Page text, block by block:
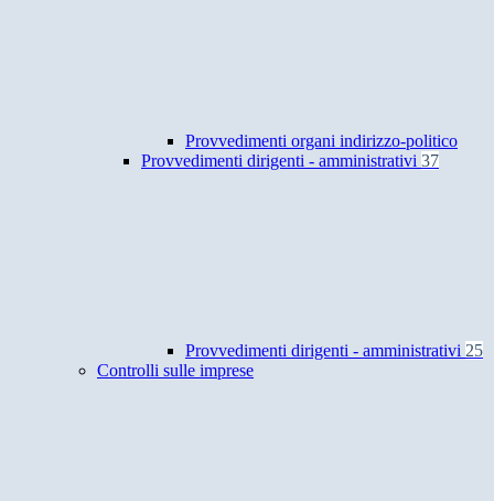
Provvedimenti organi indirizzo-politico
Provvedimenti dirigenti - amministrativi 37
Provvedimenti dirigenti - amministrativi 25
Controlli sulle imprese